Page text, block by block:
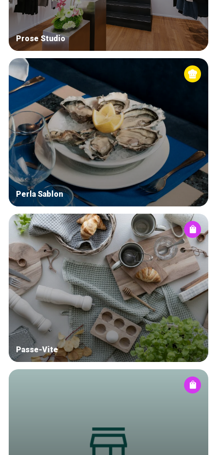
Accueil
Bonnes adresses
Quartiers
Blog
Tops 10
Artisans
A propos
Prose Studio
Perla Sablon
Passe-Vite